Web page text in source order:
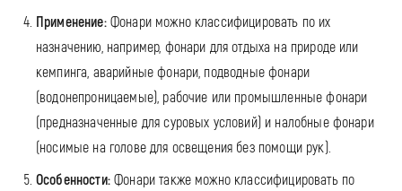
Применение:Фонари можно классифицировать по их
назначению, например, фонари для отдыха на природе или
кемпинга, аварийные фонари, подводные фонари
(водонепроницаемые), рабочие или промышленные фонари
(предназначенные для суровых условий) и налобные фонари
(носимые на голове для освещения без помощи рук).
Особенности:Фонари также можно классифицировать по